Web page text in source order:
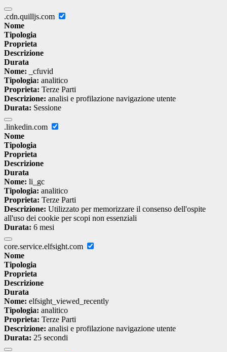
.cdn.quilljs.com
Nome
Tipologia
Proprieta
Descrizione
Durata
Nome: _cfuvid
Tipologia: analitico
Proprieta: Terze Parti
Descrizione: analisi e profilazione navigazione utente
Durata: Sessione
.linkedin.com
Nome
Tipologia
Proprieta
Descrizione
Durata
Nome: li_gc
Tipologia: analitico
Proprieta: Terze Parti
Descrizione: Utilizzato per memorizzare il consenso dell'ospite
all'uso dei cookie per scopi non essenziali
Durata: 6 mesi
core.service.elfsight.com
Nome
Tipologia
Proprieta
Descrizione
Durata
Nome: elfsight_viewed_recently
Tipologia: analitico
Proprieta: Terze Parti
Descrizione: analisi e profilazione navigazione utente
Durata: 25 secondi